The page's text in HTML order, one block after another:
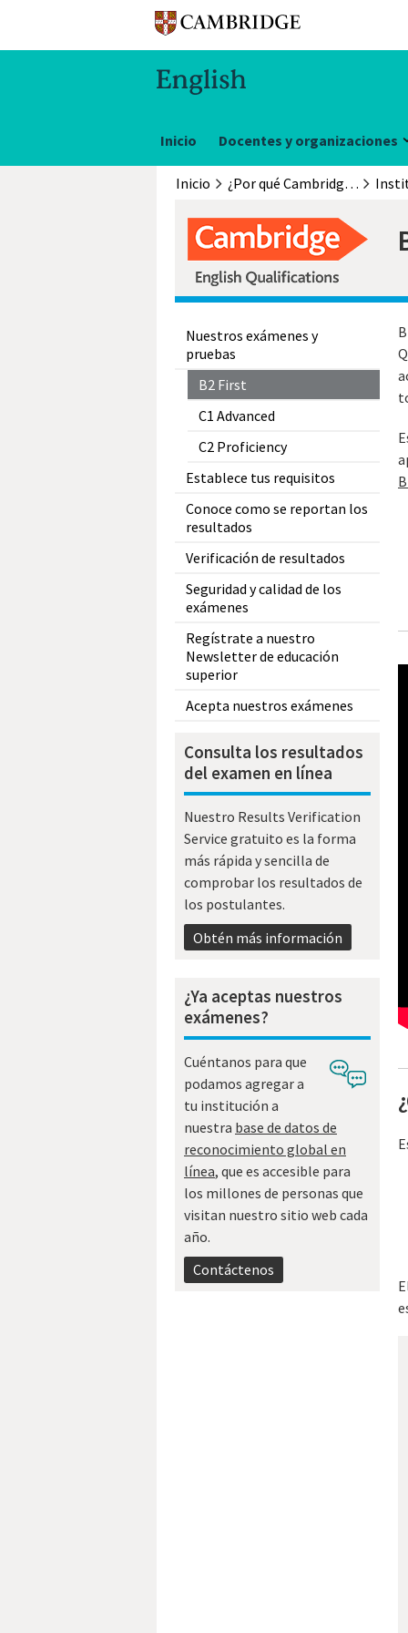
Inicio Docentes y organizaciones
Inicio ¿Por qué Cambridge English?
Nuestros exámenes y
pruebas
B2 First
C1 Advanced
C2 Proficiency
Establece tus requisitos
Conoce como se reportan los
resultados
Verificación de resultados
Seguridad y calidad de los
exámenes
Regístrate a nuestro
Newsletter de educación
superior
Acepta nuestros exámenes
Consulta los resultados
del examen en línea
Nuestro Results Verification
Service gratuito es la forma
más rápida y sencilla de
comprobar los resultados de
los postulantes.
Obtén más información
¿Ya aceptas nuestros
exámenes?
Cuéntanos para que
podamos agregar a
tu institución a
nuestra base de datos de
reconocimiento global en
línea, que es accesible para
los millones de personas que
visitan nuestro sitio web cada
año.
Contáctenos